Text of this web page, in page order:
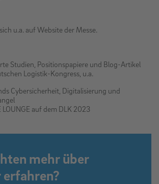
u.a. auf Website der Messe.
Studien, Positionspapiere und Blog-Artikel
Logistik-Kongress, u.a.
Cybersicherheit, Digitalisierung und
LOUNGE auf dem DLK 2023
mehr über
erfahren?